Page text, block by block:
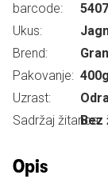
barcode:
Ukus:
Brend:
Pakovanje: 400g
Uzrast:
Sadržaj žitarica:
Bez
Opis